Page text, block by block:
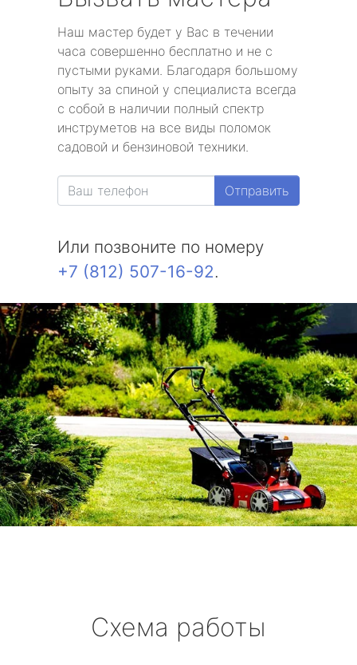
Наш мастер будет у Вас в течении
часа совершенно бесплатно и не с
пустыми руками. Благодаря большому
опыту за спиной у специалиста всегда
с собой в наличии полный спектр
инструметов на все виды поломок
садовой и бензиновой техники.
Отправить
Или позвоните по номеру
+7 (812) 507-16-92.
Схема работы